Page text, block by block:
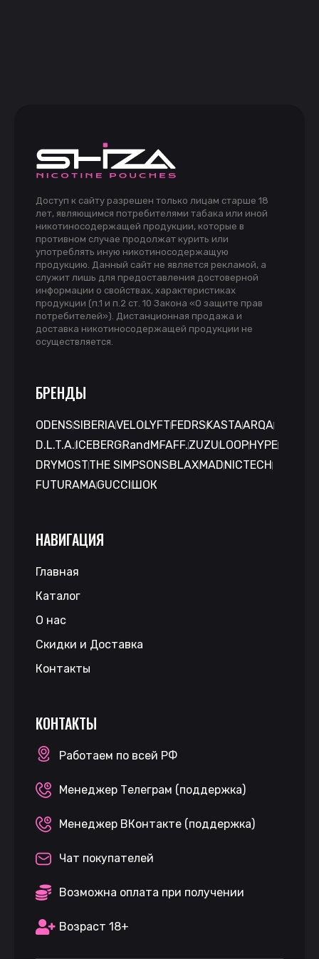
Доступ к сайту разрешен только лицам старше 18
лет, являющимся потребителями табака или иной
никотиносодержащей продукции, которые в
противном случае продолжат курить или
употреблять иную никотиносодержащую
продукцию. Данный сайт не является рекламой, а
служит лишь для предоставления достоверной
информации о свойствах, характеристиках
продукции (п.1 и п.2 ст. 10 Закона «О защите прав
потребителей»). Дистанционная продажа и
доставка никотиносодержащей продукции не
осуществляется.
БРЕНДЫ
ODENSSIBERIAVELO LYFT FEDRS KASTAARQA
D.L.T.A. ICEBERG RandM FAFF.ZUZU LOOPHYPE
DRYMOSTTHE SIMPSONS BLAXMAD NICTECH
FUTURAMAGUCCI ШОК
НАВИГАЦИЯ
Главная
Каталог
О нас
Скидки и Доставка
Контакты
КОНТАКТЫ
Работаем по всей РФ
Менеджер Телеграм (поддержка)
Менеджер ВКонтакте (поддержка)
Чат покупателей
Возможна оплата при получении
Возраст 18+